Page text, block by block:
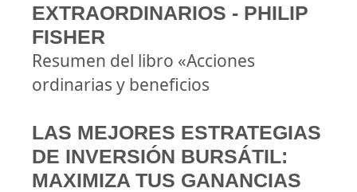
EXTRAORDINARIOS - PHILIP
FISHER
Resumen del libro «Acciones
ordinarias y beneficios
LAS MEJORES ESTRATEGIAS
DE INVERSIÓN BURSÁTIL:
MAXIMIZA TUS GANANCIAS